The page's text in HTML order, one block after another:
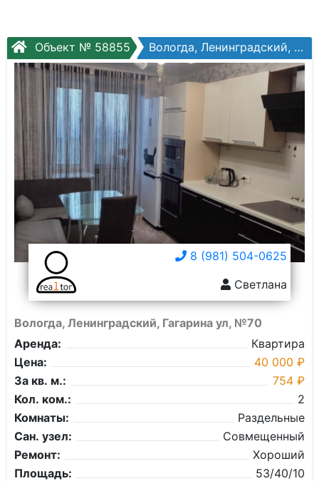
Объект № 58855 Вологда, Ленинградский, Гагарина ул, №70
8 (981) 504-0625
Светлана
Вологда, Ленинградский, Гагарина ул, №70
Аренда:
Квартира
Цена:
40 000 ₽
За кв. м.:
754 ₽
Кол. ком.:
2
Комнаты:
Раздельные
Сан. узел:
Совмещенный
Ремонт:
Хороший
Площадь:
53/40/10